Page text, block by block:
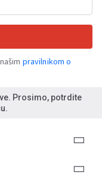
pravilnikom o
Prosimo, potrdite